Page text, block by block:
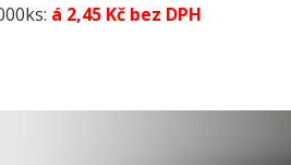
á 2,45 Kč bez DPH